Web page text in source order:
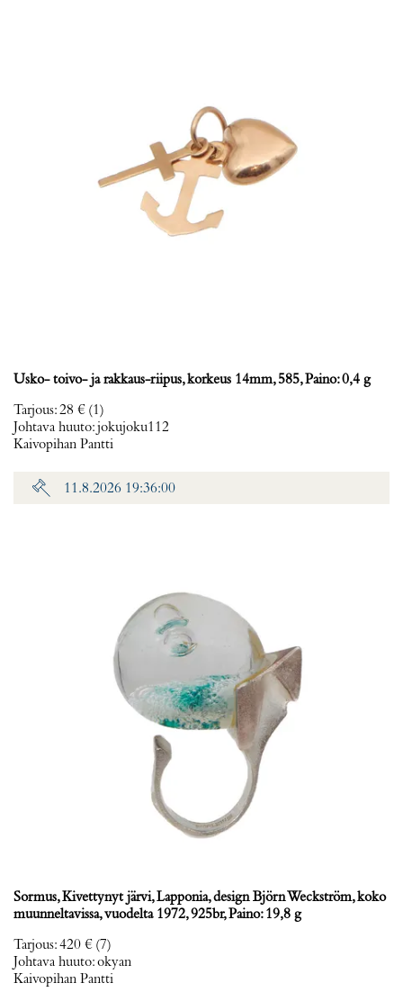
Usko- toivo- ja rakkaus-riipus, korkeus 14mm, 585, Paino: 0,4 g
Tarjous:28 € (1)
Johtava huuto:jokujoku112
Kaivopihan Pantti
11.8.2026 19:36:00
Sormus, Kivettynyt järvi, Lapponia, design Björn Weckström, koko
muunneltavissa, vuodelta 1972, 925br, Paino: 19,8 g
Tarjous:420 € (7)
Johtava huuto:okyan
Kaivopihan Pantti